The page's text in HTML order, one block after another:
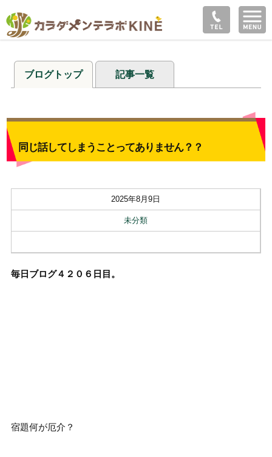
ブログトップ 記事一覧
同じ話してしまうことってありません？？
2025年8月9日
未分類
毎日ブログ４２０６日目。
宿題何が厄介？